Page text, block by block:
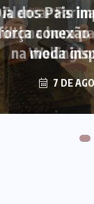
Alencar
última hora
7 DE